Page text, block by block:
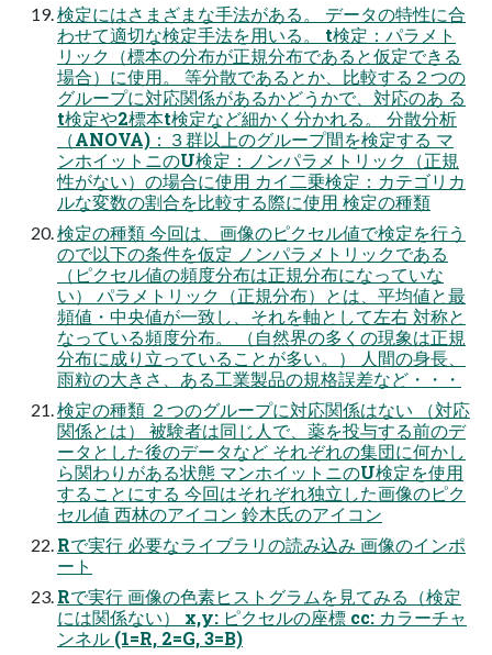
検定にはさまざまな手法がある。 データの特性に合
わせて適切な検定手法を用いる。 t検定：パラメト
リック（標本の分布が正規分布であると仮定できる
場合）に使用。 等分散であるとか、比較する２つの
グループに対応関係があるかどうかで、対応のあ る
t検定や2標本t検定など細かく分かれる。 分散分析
（ANOVA)：３群以上のグループ間を検定する マ
ンホイットニのU検定：ノンパラメトリック（正規
性がない）の場合に使用 カイ二乗検定：カテゴリカ
ルな変数の割合を比較する際に使用 検定の種類
検定の種類 今回は、画像のピクセル値で検定を行う
ので以下の条件を仮定 ノンパラメトリックである
（ピクセル値の頻度分布は正規分布になっていな
い） パラメトリック（正規分布）とは、平均値と最
頻値・中央値が一致し、それを軸として左右 対称と
なっている頻度分布。 （自然界の多くの現象は正規
分布に成り立っていることが多い。） 人間の身長、
雨粒の大きさ、ある工業製品の規格誤差など・・・
検定の種類 ２つのグループに対応関係はない （対応
関係とは） 被験者は同じ人で、薬を投与する前のデ
ータとした後のデータなど それぞれの集団に何かし
ら関わりがある状態 マンホイットニのU検定を使用
することにする 今回はそれぞれ独立した画像のピク
セル値 西林のアイコン 鈴木氏のアイコン
Rで実行 必要なライブラリの読み込み 画像のインポ
ート
Rで実行 画像の色素ヒストグラムを見てみる（検定
には関係ない） x,y: ピクセルの座標 cc: カラーチャ
ンネル (1=R, 2=G, 3=B)